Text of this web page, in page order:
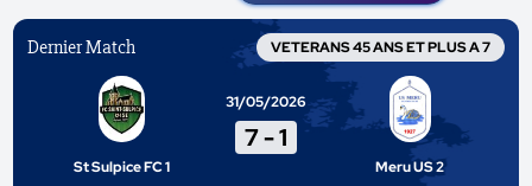
Dernier Match VETERANS 45 ANS ET PLUS A 7
St Sulpice FC 1
31/05/2026
7-1
Meru US 2